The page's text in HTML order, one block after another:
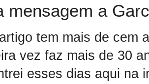
mensagem a
tem mais de cem
vez faz mais de 30
esses dias aqui na